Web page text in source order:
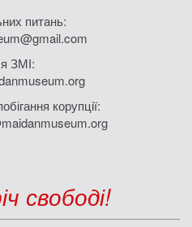
питань:
ЗМІ:
корупції:
свободі!